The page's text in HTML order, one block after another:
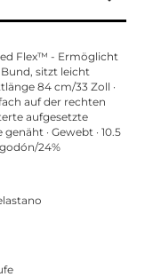
Flex™ - Ermöglicht
sitzt leicht
84 cm/33 Zoll ·
auf der rechten
aufgesetzte
· Gewebt · 10.5
24%